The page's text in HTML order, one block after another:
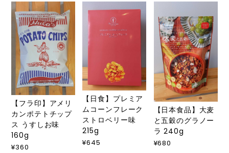
【フラ印】アメリ
カンポテトチップ
ス うすしお味
160g
¥360
【日食】プレミア
ムコーンフレーク
ストロベリー味
215g
¥645
【日本食品】大麦
と五穀のグラノー
ラ 240g
¥680